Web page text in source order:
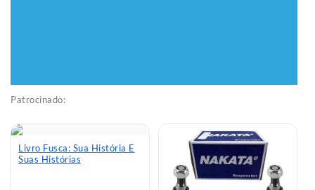
Patrocinado:
Livro Fusca: Sua História E
Suas Histórias